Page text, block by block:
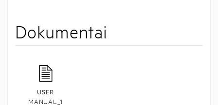
Dokumentai
USER
MANUAL_1